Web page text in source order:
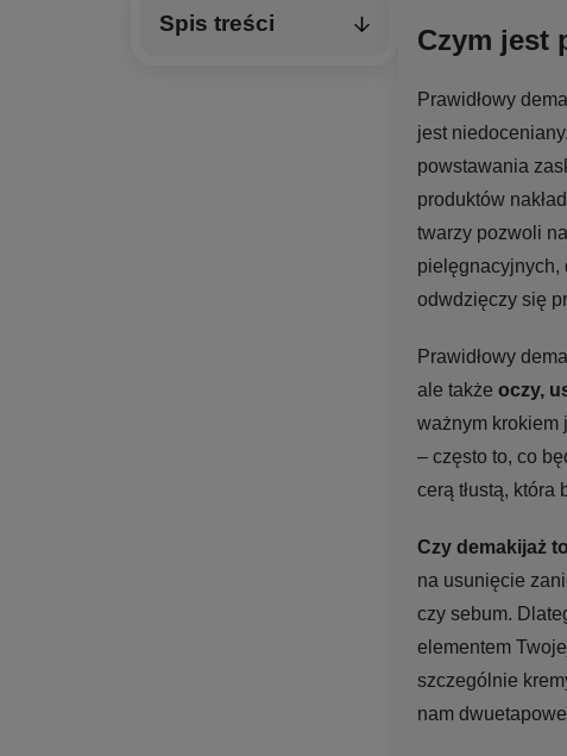
Spis treści
Czym jest
Prawidłowy
jest
powstawania
produktów
twarzy pozwoli
pielęgnacyjnych,
odwdzięczy się
Prawidłowy
ale także oczy,
ważnym krokiem
– często to, co
cerą tłustą, która
Czy demakijaż
na usunięcie
czy sebum.
elementem
szczególnie
nam